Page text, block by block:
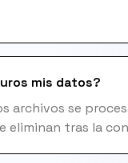
mis datos?
archivos se
eliminan tras la